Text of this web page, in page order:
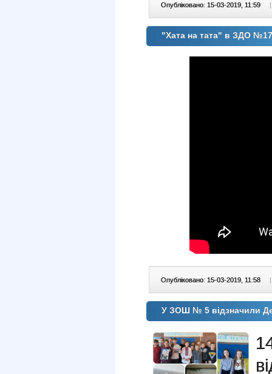
Опубліковано: 15-03-2019, 11:59 |
"Хата на тата" в ЗДО №17
Опубліковано: 15-03-2019, 11:58 |
У ЗОШ № 5 відзначили